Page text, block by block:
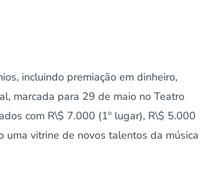
incluindo premiação em dinheiro,
marcada para 29 de maio no Teatro
com R\$ 7.000 (1º lugar), R\$ 5.000
uma vitrine de novos talentos da música